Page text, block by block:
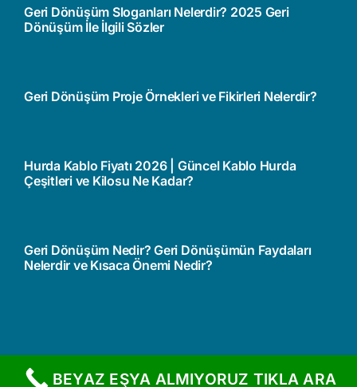
Geri Dönüşüm Sloganları Nelerdir? 2025 Geri
Dönüşüm İle İlgili Sözler
Geri Dönüşüm Proje Örnekleri ve Fikirleri Nelerdir?
Hurda Kablo Fiyatı 2026 | Güncel Kablo Hurda
Çeşitleri ve Kilosu Ne Kadar?
Geri Dönüşüm Nedir? Geri Dönüşümün Faydaları
Nelerdir ve Kısaca Önemi Nedir?
BEYAZ EŞYA ALMIYORUZ TIKLA ARA